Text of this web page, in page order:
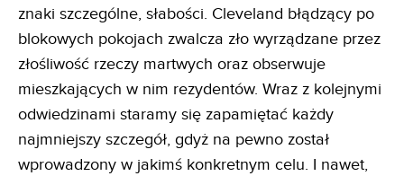
znaki szczególne, słabości. Cleveland błądzący po
blokowych pokojach zwalcza zło wyrządzane przez
złośliwość rzeczy martwych oraz obserwuje
mieszkających w nim rezydentów. Wraz z kolejnymi
odwiedzinami staramy się zapamiętać każdy
najmniejszy szczegół, gdyż na pewno został
wprowadzony w jakimś konkretnym celu. I nawet,